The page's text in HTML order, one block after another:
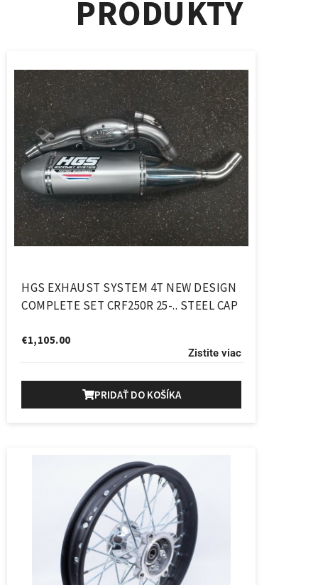
PRODUKTY
HGS EXHAUST SYSTEM 4T NEW DESIGN
COMPLETE SET CRF250R 25-.. STEEL CAP
€1,105.00
Zistite viac
PRIDAŤ DO KOŠÍKA